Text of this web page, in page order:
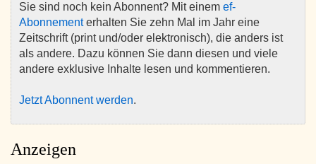
Sie sind noch kein Abonnent? Mit einem ef-
Abonnementerhalten Sie zehn Mal im Jahr eine
Zeitschrift (print und/oder elektronisch), die anders ist
als andere. Dazu können Sie dann diesen und viele
andere exklusive Inhalte lesen und kommentieren.
Jetzt Abonnent werden.
Anzeigen